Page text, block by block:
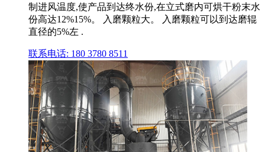
制进风温度,使产品到达终水份,在立式磨内可烘干粉末水
份高达12%15%。 入磨颗粒大。 入磨颗粒可以到达磨辊
直径的5%左 .
联系电话: 180 3780 8511